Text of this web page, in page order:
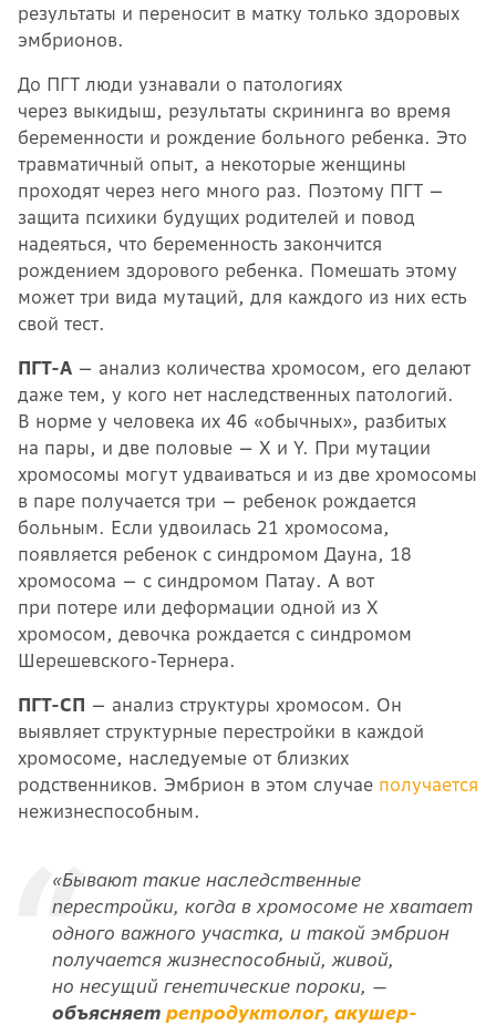
результаты и переносит в матку только здоровых
эмбрионов.
До ПГТ люди узнавали о патологиях
через выкидыш, результаты скрининга во время
беременности и рождение больного ребенка. Это
травматичный опыт, а некоторые женщины
проходят через него много раз. Поэтому ПГТ —
защита психики будущих родителей и повод
надеяться, что беременность закончится
рождением здорового ребенка. Помешать этому
может три вида мутаций, для каждого из них есть
свой тест.
ПГТ-А — анализ количества хромосом, его делают
даже тем, у кого нет наследственных патологий.
В норме у человека их 46 «обычных», разбитых
на пары, и две половые — X и Y. При мутации
хромосомы могут удваиваться и из две хромосомы
в паре получается три — ребенок рождается
больным. Если удвоилась 21 хромосома,
появляется ребенок с синдромом Дауна, 18
хромосома — с синдромом Патау. А вот
при потере или деформации одной из X
хромосом, девочка рождается с синдромом
Шерешевского-Тернера.
ПГТ-СП — анализ структуры хромосом. Он
выявляет структурные перестройки в каждой
хромосоме, наследуемые от близких
родственников. Эмбрион в этом случае получается
нежизнеспособным.
«Бывают такие наследственные
перестройки, когда в хромосоме не хватает
одного важного участка, и такой эмбрион
получается жизнеспособный, живой,
но несущий генетические пороки, —
объясняет репродуктолог, акушер-